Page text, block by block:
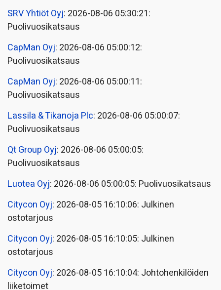
SRV Yhtiöt Oyj: 2026-08-06 05:30:21:
Puolivuosikatsaus
CapMan Oyj: 2026-08-06 05:00:12:
Puolivuosikatsaus
CapMan Oyj: 2026-08-06 05:00:11:
Puolivuosikatsaus
Lassila & Tikanoja Plc: 2026-08-06 05:00:07:
Puolivuosikatsaus
Qt Group Oyj: 2026-08-06 05:00:05:
Puolivuosikatsaus
Luotea Oyj: 2026-08-06 05:00:05: Puolivuosikatsaus
Citycon Oyj: 2026-08-05 16:10:06: Julkinen
ostotarjous
Citycon Oyj: 2026-08-05 16:10:05: Julkinen
ostotarjous
Citycon Oyj: 2026-08-05 16:10:04: Johtohenkilöiden
liiketoimet